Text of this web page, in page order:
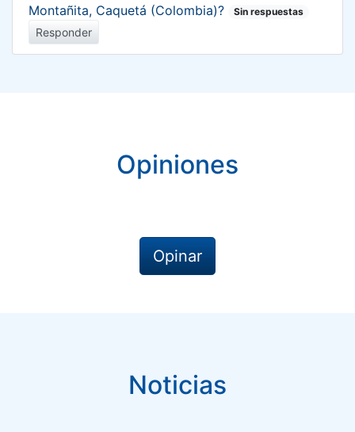
Montañita, Caquetá (Colombia)?
Sin respuestas
Responder
Opiniones
Opinar
Noticias